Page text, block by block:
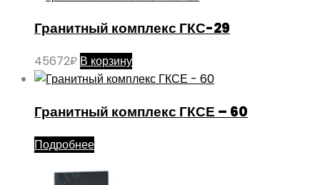
Гранитный комплекс ГКС-29
45672₽ В корзину
Гранитный комплекс ГКСЕ – 60
Подробнее